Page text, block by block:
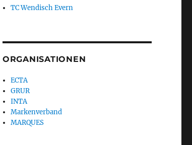
TC Wendisch Evern
ORGANISATIONEN
ECTA
GRUR
INTA
Markenverband
MARQUES